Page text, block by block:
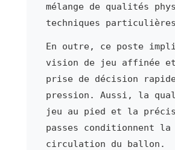
mélange de qualités
techniques
En outre, ce poste
vision de jeu affinée
prise de décision
pression. Aussi, la
jeu au pied et la
passes conditionnent la
circulation du ballon.